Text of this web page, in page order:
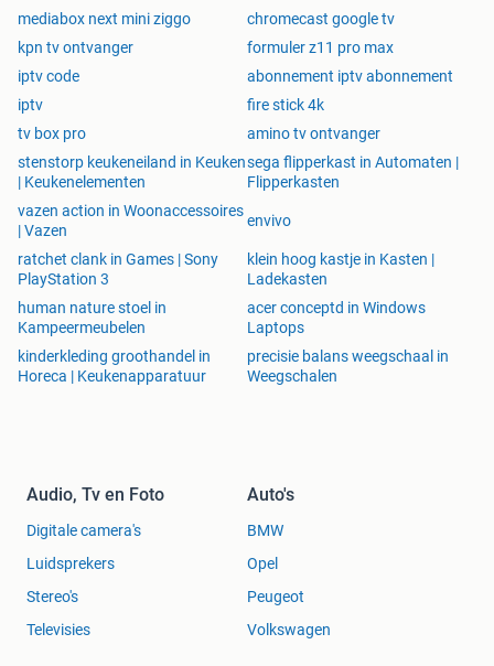
Elimineert Zwarte Schermen
De Formuler Z Mini, uitgerust met HDMI 2.1b en Quick
Media Switching, biedt niet alleen verbluffende
beeldkwaliteit maar ook een revolutie in de manier waarop
je van content geniet.
Zeg vaarwel tegen zwarte schermen bij het wisselen van
video's met verschillende frame rates en verwelkom een
vlekkeloze weergave.
Doordat bij IPTV vaak de kanalen in verschillende FPS
worden weergegeven, heb je weleens zwart beeld bij het
schakelen.
Met QMS verloopt dit soepeler en heb je dus minder 1-3
Snelle Connectiviteit met Dual Band WiFi
Dankzij de Dual Band WiFi-functionaliteit geniet je van
snelle en betrouwbare internetverbindingen.
hoge kwaliteit, zonder haperingen.
De Formuler Z Mini TV Stick maakt een einde aan trage
mediabox next mini ziggo
chromecast google tv
kpn tv ontvanger
formuler z11 pro max
iptv code
abonnement iptv abonnement
iptv
fire stick 4k
tv box pro
amino tv ontvanger
stenstorp keukeneiland in Keuken
| Keukenelementen
sega flipperkast in Automaten |
Flipperkasten
vazen action in Woonaccessoires
| Vazen
envivo
ratchet clank in Games | Sony
PlayStation 3
klein hoog kastje in Kasten |
Ladekasten
human nature stoel in
Kampeermeubelen
acer conceptd in Windows
Laptops
kinderkleding groothandel in
Horeca | Keukenapparatuur
precisie balans weegschaal in
Weegschalen
Audio, Tv en Foto
Digitale camera's
Luidsprekers
Stereo's
Televisies
Auto's
BMW
Opel
Peugeot
Volkswagen